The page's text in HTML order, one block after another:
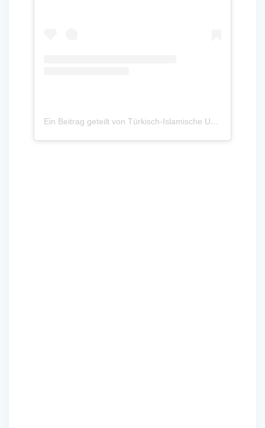
Ein Beitrag geteilt von Türkisch-Islamische Union der Anstalt für Religion e.V. (@ditibbundesverband)